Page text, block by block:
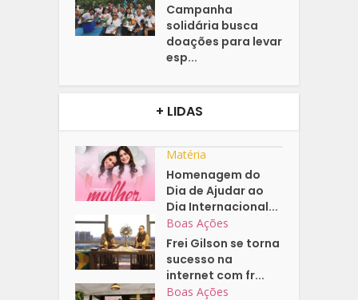
Campanha
solidária busca
doações para levar
esp...
+ LIDAS
Matéria
Homenagem do
Dia de Ajudar ao
Dia Internacional...
Boas Ações
Frei Gilson se torna
sucesso na
internet com fr...
Boas Ações